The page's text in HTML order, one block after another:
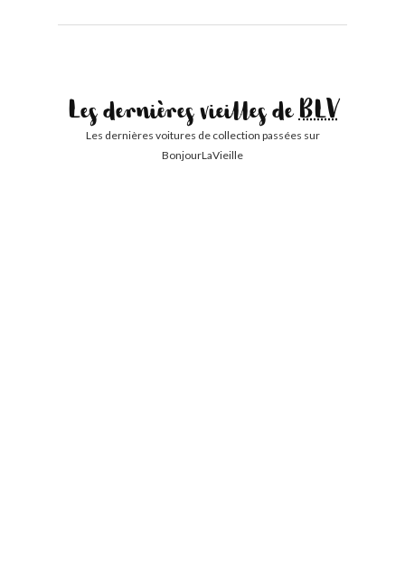
Les dernières vieilles deBLV
Les dernières voitures de collection passées sur
BonjourLaVieille